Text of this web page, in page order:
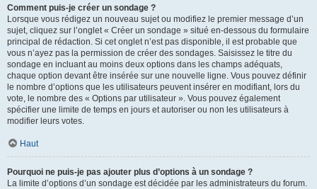
Comment puis-je créer un sondage ?
Lorsque vous rédigez un nouveau sujet ou modifiez le premier message d’un
sujet, cliquez sur l’onglet « Créer un sondage » situé en-dessous du formulaire
principal de rédaction. Si cet onglet n’est pas disponible, il est probable que
vous n’ayez pas la permission de créer des sondages. Saisissez le titre du
sondage en incluant au moins deux options dans les champs adéquats,
chaque option devant être insérée sur une nouvelle ligne. Vous pouvez définir
le nombre d’options que les utilisateurs peuvent insérer en modifiant, lors du
vote, le nombre des « Options par utilisateur ». Vous pouvez également
spécifier une limite de temps en jours et autoriser ou non les utilisateurs à
modifier leurs votes.
Haut
Pourquoi ne puis-je pas ajouter plus d’options à un sondage ?
La limite d’options d’un sondage est décidée par les administrateurs du forum.